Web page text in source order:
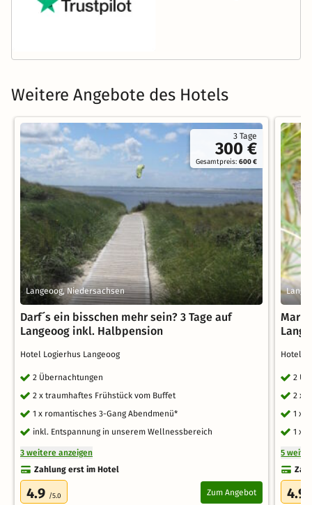
Weitere Angebote des Hotels
3 Tage
300 €
Gesamtpreis:600 €
Langeoog, Niedersachsen
Darf´s ein bisschen mehr sein? 3 Tage auf
Langeoog inkl. Halbpension
Hotel Logierhus Langeoog
2 Übernachtungen
2 x traumhaftes Frühstück vom Buffet
1 x romantisches 3-Gang Abendmenü*
inkl. Entspannung in unserem Wellnessbereich
3 weitere anzeigen
Zahlung erst im Hotel
4.9 /5.0 Zum Angebot
Hotel
2
2 x
1 x
1 x
5
4.9